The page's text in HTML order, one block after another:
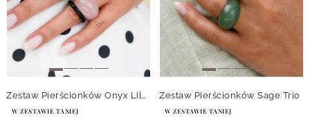
Zestaw Pierścionków Onyx Lilac
W ZESTAWIE TANIEJ
Zestaw Pierścionków Sage Trio
W ZESTAWIE TANIEJ